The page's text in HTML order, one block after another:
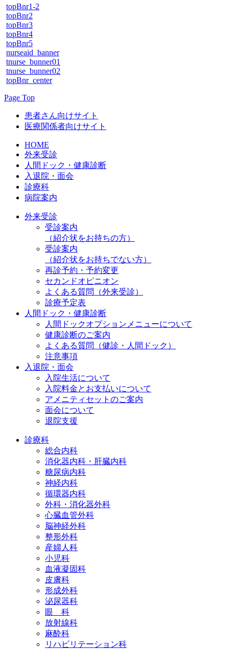
topBnr1-2
topBnr2
topBnr3
topBnr4
topBnr5
nurseaid_banner
tnurse_bunner01
tnurse_bunner02
topBnr_center
Page Top
患者さん向けサイト
医療関係者向けサイト
HOME
外来受診
人間ドック・健康診断
入退院・面会
診療科
病院案内
外来受診
受診案内
（紹介状をお持ちの方）
受診案内
（紹介状をお持ちでない方）
再診予約・予約変更
セカンドオピニオン
よくある質問（外来受診）
診療予定表
人間ドック・健康診断
人間ドックオプションメニューについて
健康診断のご案内
よくある質問（健診・人間ドック）
注意事項
入退院・面会
入院生活について
入院料金とお支払いについて
アメニティセットのご案内
面会について
退院支援
診療科
総合内科
消化器内科・肝臓内科
糖尿病内科
神経内科
循環器内科
外科・消化器外科
心臓血管外科
脳神経外科
整形外科
産婦人科
小児科
血液凝固科
皮膚科
形成外科
泌尿器科
眼 科
放射線科
麻酔科
リハビリテーション科